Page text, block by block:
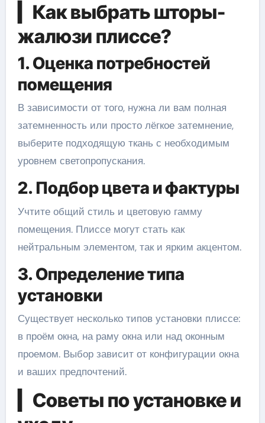
▎Как выбрать шторы-
жалюзи плиссе?
1. Оценка потребностей
помещения
В зависимости от того, нужна ли вам полная
затемненность или просто лёгкое затемнение,
выберите подходящую ткань с необходимым
уровнем светопропускания.
2. Подбор цвета и фактуры
Учтите общий стиль и цветовую гамму
помещения. Плиссе могут стать как
нейтральным элементом, так и ярким акцентом.
3. Определение типа
установки
Существует несколько типов установки плиссе:
в проём окна, на раму окна или над оконным
проемом. Выбор зависит от конфигурации окна
и ваших предпочтений.
▎Советы по установке и